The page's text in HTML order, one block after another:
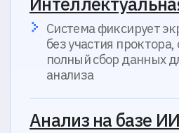
Не требует присутствия
наблюдателя в реальном